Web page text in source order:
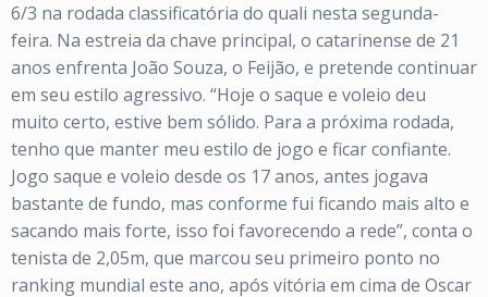
6/3 na rodada classificatória do quali nesta segunda-
feira. Na estreia da chave principal, o catarinense de 21
anos enfrenta João Souza, o Feijão, e pretende continuar
em seu estilo agressivo. “Hoje o saque e voleio deu
muito certo, estive bem sólido. Para a próxima rodada,
tenho que manter meu estilo de jogo e ficar confiante.
Jogo saque e voleio desde os 17 anos, antes jogava
bastante de fundo, mas conforme fui ficando mais alto e
sacando mais forte, isso foi favorecendo a rede”, conta o
tenista de 2,05m, que marcou seu primeiro ponto no
ranking mundial este ano, após vitória em cima de Oscar